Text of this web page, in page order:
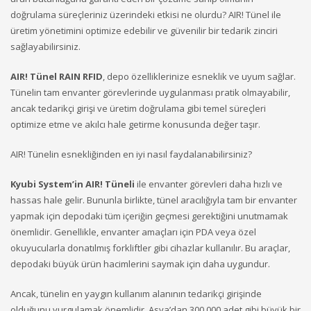
doğrulama süreçleriniz üzerindeki etkisi ne olurdu? AIR! Tünel ile
üretim yönetimini optimize edebilir ve güvenilir bir tedarik zinciri
sağlayabilirsiniz.
AIR! Tünel RAIN RFID , depo özelliklerinize esneklik ve uyum sağlar.
Tünelin tam envanter görevlerinde uygulanması pratik olmayabilir,
ancak tedarikçi girişi ve üretim doğrulama gibi temel süreçleri
optimize etme ve akılcı hale getirme konusunda değer taşır.
AIR! Tünelin esnekliğinden en iyi nasıl faydalanabilirsiniz?
Kyubi System’in AIR! Tüneli ile envanter görevleri daha hızlı ve
hassas hale gelir. Bununla birlikte, tünel aracılığıyla tam bir envanter
yapmak için depodaki tüm içeriğin geçmesi gerektiğini unutmamak
önemlidir. Genellikle, envanter amaçları için PDA veya özel
okuyucularla donatılmış forkliftler gibi cihazlar kullanılır. Bu araçlar,
depodaki büyük ürün hacimlerini saymak için daha uygundur.
Ancak, tünelin en yaygın kullanım alanının tedarikçi girişinde